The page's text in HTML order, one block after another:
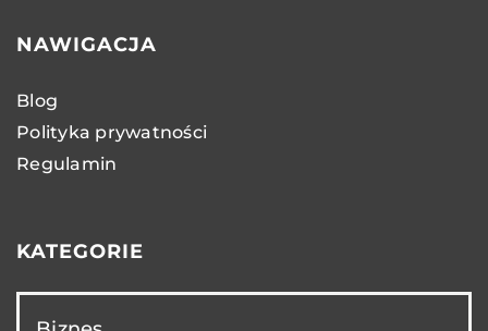
NAWIGACJA
Blog
Polityka prywatności
Regulamin
KATEGORIE